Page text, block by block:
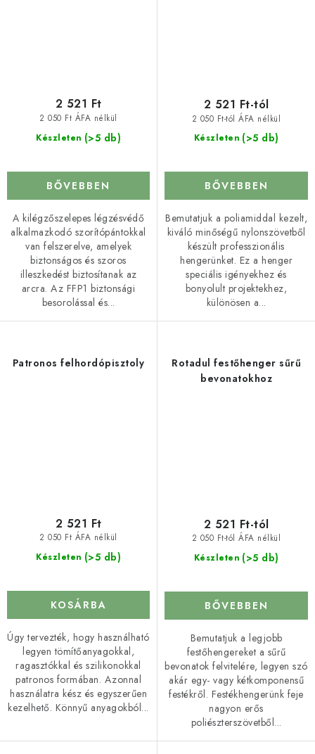
Készleten (>5 db)
2 050 Ft ÁFA nélkül
2 521 Ft
BŐVEBBEN
A kilégzőszelepes légzésvédő
alkalmazkodó szorítópántokkal
van felszerelve, amelyek
biztonságos és szoros
illeszkedést biztosítanak az
arcra. Az FFP1 biztonsági
besorolással és...
Készleten (>5 db)
2 050 Ft-tól ÁFA nélkül
2 521 Ft-tól
BŐVEBBEN
Bemutatjuk a poliamiddal kezelt,
kiváló minőségű nylonszövetből
készült professzionális
hengerünket. Ez a henger
speciális igényekhez és
bonyolult projektekhez,
különösen a...
Patronos felhordópisztoly
Készleten (>5 db)
2 050 Ft ÁFA nélkül
2 521 Ft
KOSÁRBA
Úgy tervezték, hogy használható
legyen tömítőanyagokkal,
ragasztókkal és szilikonokkal
patronos formában. Azonnal
használatra kész és egyszerűen
kezelhető. Könnyű anyagokból...
Rotadul festőhenger sűrű
bevonatokhoz
Készleten (>5 db)
2 050 Ft-tól ÁFA nélkül
2 521 Ft-tól
BŐVEBBEN
Bemutatjuk a legjobb
festőhengereket a sűrű
bevonatok felvitelére, legyen szó
akár egy- vagy kétkomponensű
festékről. Festékhengerünk feje
nagyon erős
poliészterszövetből...